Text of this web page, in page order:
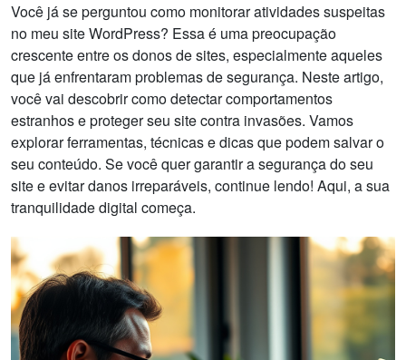
Você já se perguntou como monitorar atividades suspeitas
no meu site WordPress? Essa é uma preocupação
crescente entre os donos de sites, especialmente aqueles
que já enfrentaram problemas de segurança. Neste artigo,
você vai descobrir como detectar comportamentos
estranhos e proteger seu site contra invasões. Vamos
explorar ferramentas, técnicas e dicas que podem salvar o
seu conteúdo. Se você quer garantir a segurança do seu
site e evitar danos irreparáveis, continue lendo! Aqui, a sua
tranquilidade digital começa.